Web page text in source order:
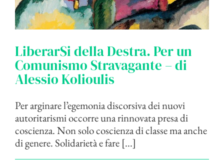
LiberarSi della Destra. Per un
Comunismo Stravagante – di
Alessio Kolioulis
Per arginare l’egemonia discorsiva dei nuovi
autoritarismi occorre una rinnovata presa di
coscienza. Non solo coscienza di classe ma anche
di genere. Solidarietà e fare [...]